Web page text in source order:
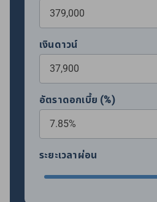
เงินดาวน์
อัตราดอกเบี้ย (%)
ระยะเวลาผ่อน